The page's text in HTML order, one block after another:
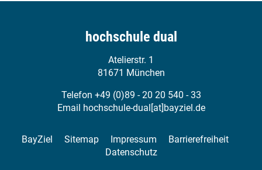
hochschule dual
Atelierstr. 1
81671 München
Telefon +49 (0)89 - 20 20 540 - 33
Email hochschule-dual[at]bayziel.de
BayZiel Sitemap Impressum
Barrierefreiheit
Datenschutz